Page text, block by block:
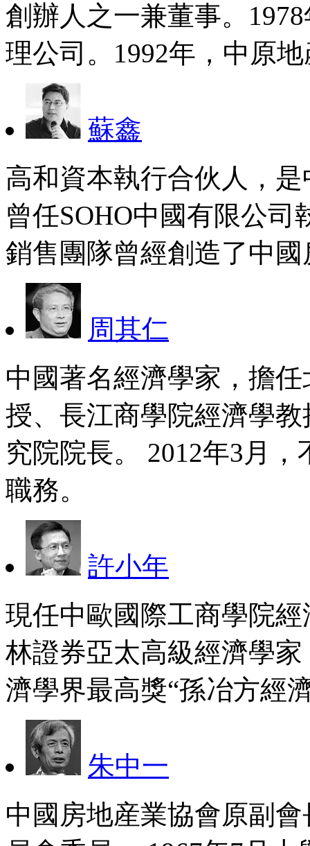
創辦人之一兼董事。
理公司。1992年，中原
蘇鑫
高和資本執行合伙人，
曾任SOHO中國有限公司
銷售團隊曾經創造了中
周其仁
中國著名經濟學家，擔
授、長江商學院經濟學
究院院長。 2012年3月
職務。
許小年
現任中歐國際工商學院
林證券亞太高級經濟學
濟學界最高獎“孫冶方經
朱中一
中國房地産業協會原副